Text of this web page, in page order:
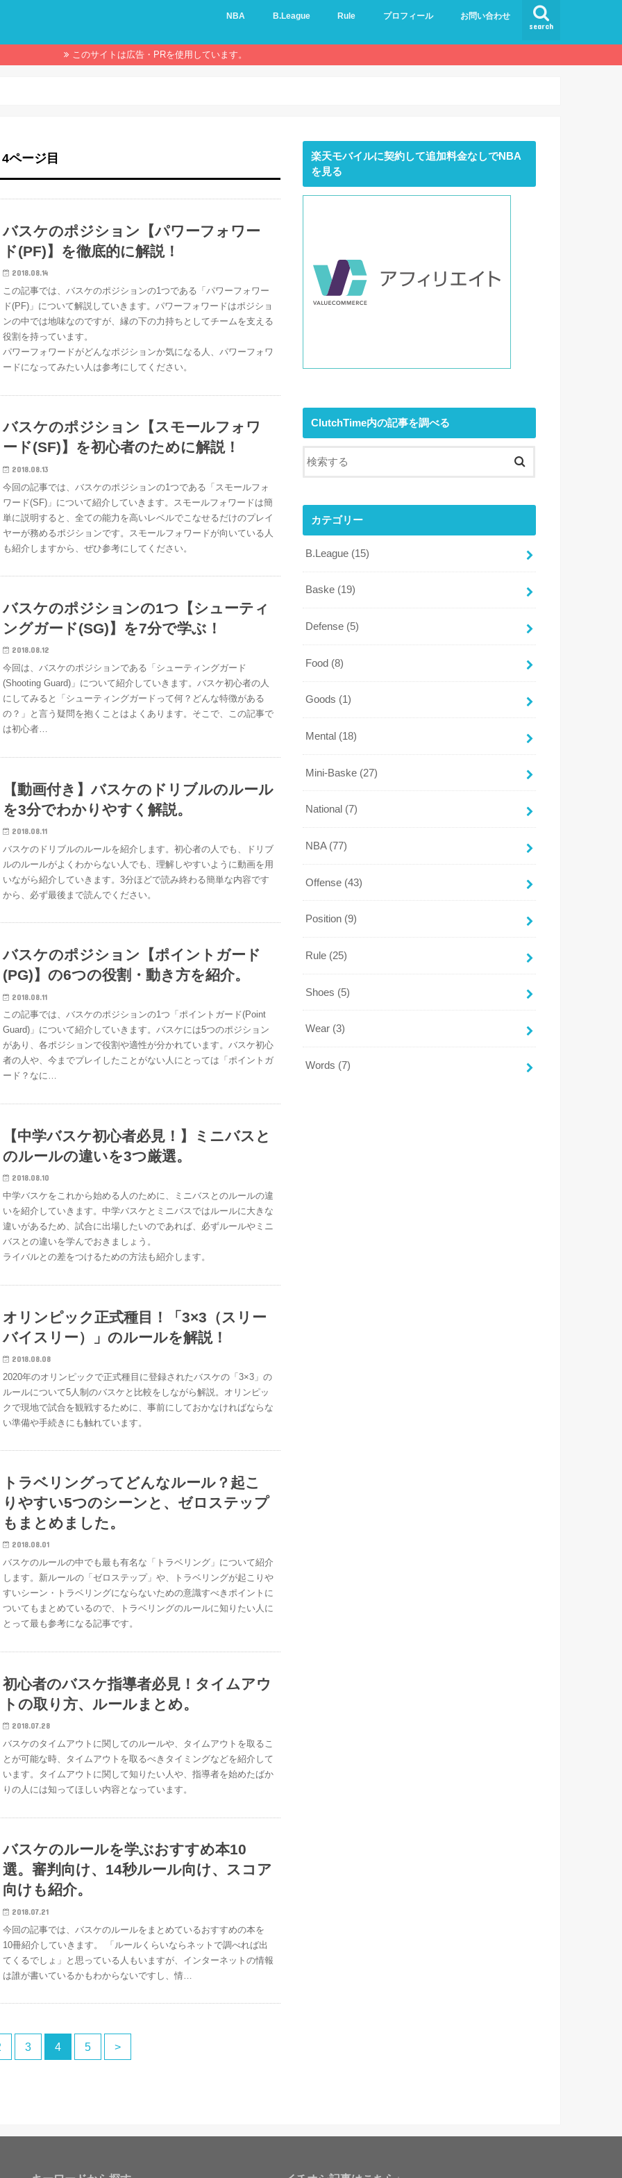
search
NBA B.League Rule プロフィール お問い合わせ
このサイトは広告・PRを使用しています。
ページ目
バスケのポジション【パワーフォワー
ド(PF)】を徹底的に解説！
2018.08.14
この記事では、バスケのポジションの1つである「パワーフォワー
ド(PF)」について解説していきます。パワーフォワードはポジショ
ンの中では地味なのですが、縁の下の力持ちとしてチームを支える
役割を持っています。
パワーフォワードがどんなポジションか気になる人、パワーフォワ
ードになってみたい人は参考にしてください。
バスケのポジション【スモールフォワ
ード(SF)】を初心者のために解説！
2018.08.13
今回の記事では、バスケのポジションの1つである「スモールフォ
ワード(SF)」について紹介していきます。スモールフォワードは簡
単に説明すると、全ての能力を高いレベルでこなせるだけのプレイ
ヤーが務めるポジションです。スモールフォワードが向いている人
も紹介しますから、ぜひ参考にしてください。
バスケのポジションの1つ【シューティ
ングガード(SG)】を7分で学ぶ！
2018.08.12
今回は、バスケのポジションである「シューティングガード
(Shooting Guard)」について紹介していきます。バスケ初心者の人
にしてみると「シューティングガードって何？どんな特徴がある
の？」と言う疑問を抱くことはよくあります。そこで、この記事で
は初心者…
【動画付き】バスケのドリブルのルール
を3分でわかりやすく解説。
2018.08.11
バスケのドリブルのルールを紹介します。初心者の人でも、ドリブ
ルのルールがよくわからない人でも、理解しやすいように動画を用
いながら紹介していきます。3分ほどで読み終わる簡単な内容です
から、必ず最後まで読んでください。
バスケのポジション【ポイントガード
(PG)】の6つの役割・動き方を紹介。
2018.08.11
この記事では、バスケのポジションの1つ「ポイントガード(Point
Guard)」について紹介していきます。バスケには5つのポジション
があり、各ポジションで役割や適性が分かれています。バスケ初心
者の人や、今までプレイしたことがない人にとっては「ポイントガ
ード？なに…
【中学バスケ初心者必見！】ミニバスと
のルールの違いを3つ厳選。
2018.08.10
中学バスケをこれから始める人のために、ミニバスとのルールの違
いを紹介していきます。中学バスケとミニバスではルールに大きな
違いがあるため、試合に出場したいのであれば、必ずルールやミニ
バスとの違いを学んでおきましょう。
ライバルとの差をつけるための方法も紹介します。
オリンピック正式種目！「3×3（スリー
バイスリー）」のルールを解説！
2018.08.08
2020年のオリンピックで正式種目に登録されたバスケの「3×3」の
ルールについて5人制のバスケと比較をしながら解説。オリンピッ
クで現地で試合を観戦するために、事前にしておかなければならな
い準備や手続きにも触れています。
トラベリングってどんなルール？起こ
りやすい5つのシーンと、ゼロステップ
もまとめました。
2018.08.01
バスケのルールの中でも最も有名な「トラベリング」について紹介
します。新ルールの「ゼロステップ」や、トラベリングが起こりや
すいシーン・トラベリングにならないための意識すべきポイントに
ついてもまとめているので、トラベリングのルールに知りたい人に
とって最も参考になる記事です。
初心者のバスケ指導者必見！タイムアウ
トの取り方、ルールまとめ。
2018.07.28
バスケのタイムアウトに関してのルールや、タイムアウトを取るこ
とが可能な時、タイムアウトを取るべきタイミングなどを紹介して
います。タイムアウトに関して知りたい人や、指導者を始めたばか
りの人には知ってほしい内容となっています。
バスケのルールを学ぶおすすめ本10
選。審判向け、14秒ルール向け、スコア
向けも紹介。
2018.07.21
今回の記事では、バスケのルールをまとめているおすすめの本を
10冊紹介していきます。 「ルールくらいならネットで調べれば出
てくるでしょ」と思っている人もいますが、インターネットの情報
は誰が書いているかもわからないですし、情…
3 4 5 >
楽天モバイルに契約して追加料金なしでNBA
を見る
ClutchTime内の記事を調べる
カテゴリー
B.League (15)
Baske (19)
Defense (5)
Food (8)
Goods (1)
Mental (18)
Mini-Baske (27)
National (7)
NBA (77)
Offense (43)
Position (9)
Rule (25)
Shoes (5)
Wear (3)
Words (7)